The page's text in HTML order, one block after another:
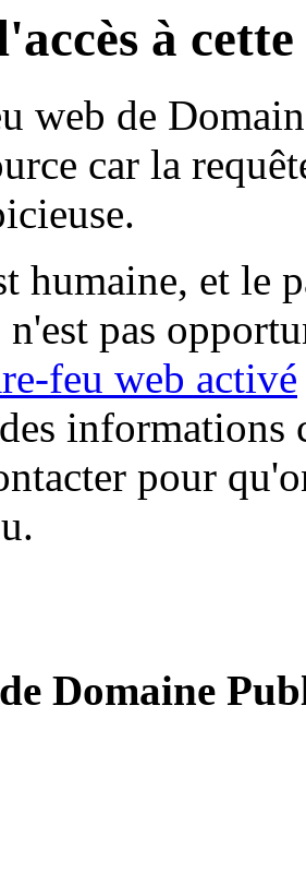
à
web de
car la
humaine, et le
n'est pas
feu web activé
informations
pour
Domaine